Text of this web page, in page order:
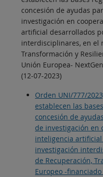
concesión de ayudas
investigación en
artificial desarrollados
interdisciplinares, en el
Transformación y
Unión Europea-
(12-07-2023)
Orden UNI/777/
establecen las
concesión de
de investigación en
inteligencia
investigación
de Recuperación,
Europeo -